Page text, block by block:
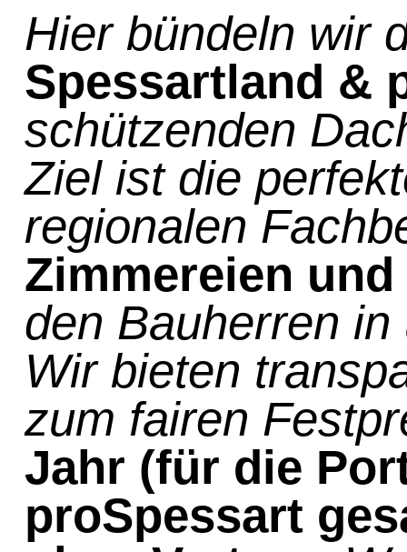
Hier bündeln wir
Spessartland &
schützenden
Ziel ist die
regionalen
Zimmereien
den Bauherren
Wir bieten
zum fairen
Jahr (für die
proSpessart